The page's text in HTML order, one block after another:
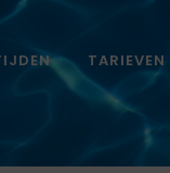
TARIEVEN